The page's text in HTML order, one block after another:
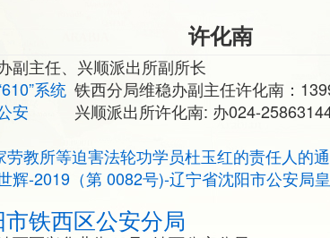
许化南
副主任、兴顺派出所副所长
系统
安
铁西分局维稳办副主任许化南：
兴顺派出所许化南: 办024-
劳教所等迫害法轮功学员杜玉红的责任人的
辉-2019（第 0082号)-辽宁省沈阳市公安局
铁西区公安分局